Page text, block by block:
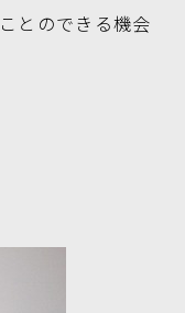
とのできる機会